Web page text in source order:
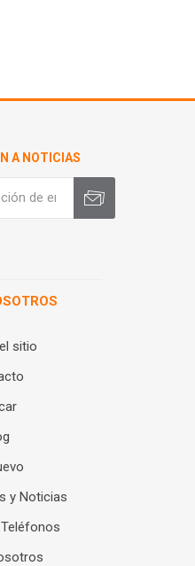
A NOTICIAS
sitio
y Noticias